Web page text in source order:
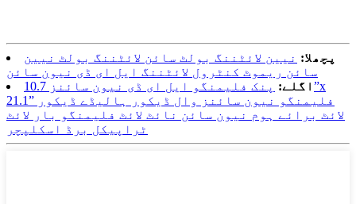
پچھلا: نیین لائٹننگ بولٹ سائن لائٹننگ بولٹ نیین
سائن ریموٹ کنٹرول لائٹننگ ایل ای ڈی نیون سائن
اگلے:
پنک فلیمنگو ایل ای ڈی نیون سائنز 10.7”x
21.1” فلیمنگو نیون سائنز وال ڈیکور ہالیڈے ڈیکور
لائٹ برائے ہوم نیون سائن نائٹ لائٹ فلیمنگو بار لائٹ
ٹراپیکل برڈ اسکلپچر